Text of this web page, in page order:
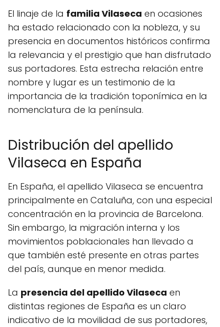
El linaje de la familia Vilaseca en ocasiones
ha estado relacionado con la nobleza, y su
presencia en documentos históricos confirma
la relevancia y el prestigio que han disfrutado
sus portadores. Esta estrecha relación entre
nombre y lugar es un testimonio de la
importancia de la tradición toponímica en la
nomenclatura de la península.
Distribución del apellido
Vilaseca en España
En España, el apellido Vilaseca se encuentra
principalmente en Cataluña, con una especial
concentración en la provincia de Barcelona.
Sin embargo, la migración interna y los
movimientos poblacionales han llevado a
que también esté presente en otras partes
del país, aunque en menor medida.
La presencia del apellido Vilaseca en
distintas regiones de España es un claro
indicativo de la movilidad de sus portadores,